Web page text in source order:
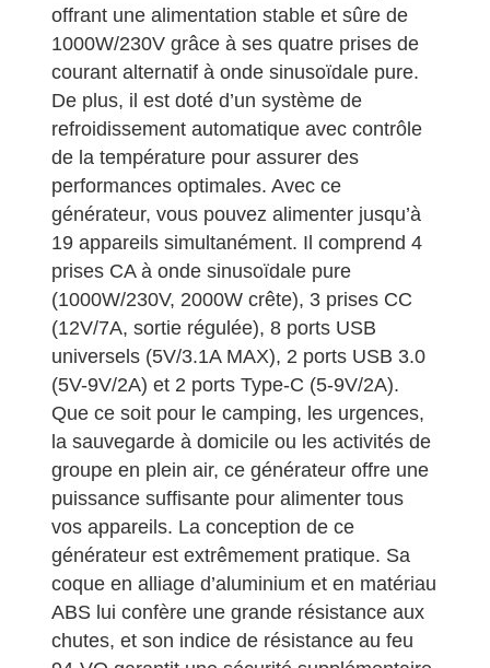
offrant une alimentation stable et sûre de
1000W/230V grâce à ses quatre prises de
courant alternatif à onde sinusoïdale pure.
De plus, il est doté d’un système de
refroidissement automatique avec contrôle
de la température pour assurer des
performances optimales. Avec ce
générateur, vous pouvez alimenter jusqu’à
19 appareils simultanément. Il comprend 4
prises CA à onde sinusoïdale pure
(1000W/230V, 2000W crête), 3 prises CC
(12V/7A, sortie régulée), 8 ports USB
universels (5V/3.1A MAX), 2 ports USB 3.0
(5V-9V/2A) et 2 ports Type-C (5-9V/2A).
Que ce soit pour le camping, les urgences,
la sauvegarde à domicile ou les activités de
groupe en plein air, ce générateur offre une
puissance suffisante pour alimenter tous
vos appareils. La conception de ce
générateur est extrêmement pratique. Sa
coque en alliage d’aluminium et en matériau
ABS lui confère une grande résistance aux
chutes, et son indice de résistance au feu